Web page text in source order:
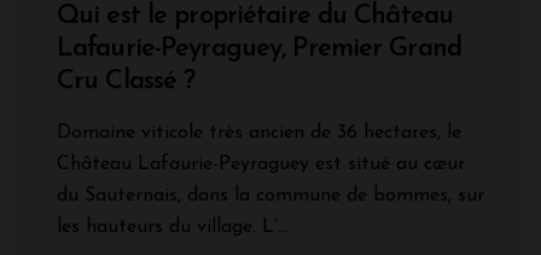
Qui est le propriétaire du Château
Lafaurie-Peyraguey, Premier Grand
Cru Classé ?
Domaine viticole très ancien de 36 hectares, le
Château Lafaurie-Peyraguey est situé au cœur
du Sauternais, dans la commune de bommes, sur
les hauteurs du village. L’...